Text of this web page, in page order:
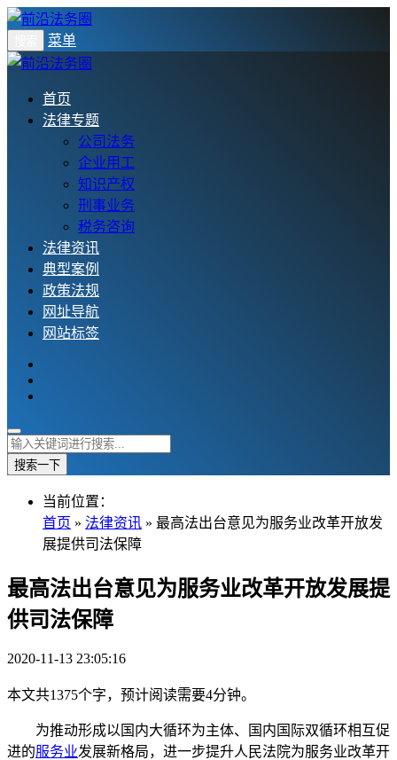
菜单
首页
法律专题
公司法务
企业用工
知识产权
刑事业务
税务咨询
法律资讯
典型案例
政策法规
网址导航
网站标签
搜索一下
当前位置：
首页 » 法律资讯 » 最高法出台意见为服务业改革开放发
展提供司法保障
最高法出台意见为服务业改革开放发展提
供司法保障
2020-11-13 23:05:16
本文共1375个字，预计阅读需要4分钟。
为推动形成以国内大循环为主体、国内国际双循环相互促
进的服务业发展新格局，进一步提升人民法院为服务业改革开